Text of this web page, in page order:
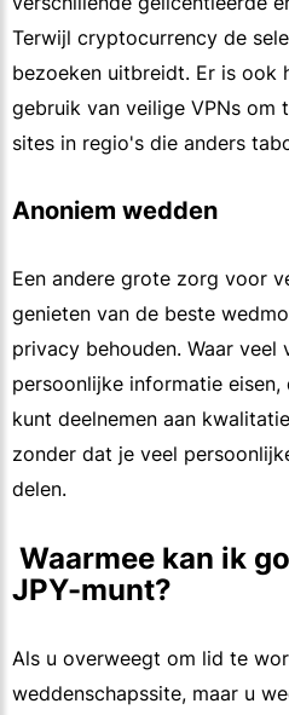
Terwijl cryptocurrency de
bezoeken uitbreidt. Er is ook
gebruik van veilige VPNs om
sites in regio's die anders
Anoniem wedden
Een andere grote zorg voor
genieten van de beste
privacy behouden. Waar veel
persoonlijke informatie
kunt deelnemen aan
zonder dat je veel
delen.
JPY-munt?
Als u overweegt om lid te
weddenschapssite, maar u